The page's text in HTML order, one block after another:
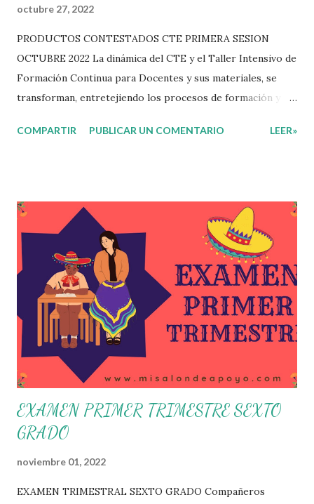
octubre 27, 2022
PRODUCTOS CONTESTADOS CTE PRIMERA SESION
OCTUBRE 2022 La dinámica del CTE y el Taller Intensivo de
Formación Continua para Docentes y sus materiales, se
transforman, entretejiendo los procesos de formación y de
una guía de trabajo a un documento orientador, el cual es
propone que el colectivo docente tome decisiones sobre
su organización, la gestión del tiempo acorde a las
necesidades de la escuela y las acciones que decidan
emprender para apropiarse y resignificar el Plan de
Estudio dentro y fuera de este espacio. En esta Primera
Sesión Ordinaria se les invita a que reflexionen y acuerden
posibles acciones a realizar colaborativamente en la escuela
y con la comunidad, a fin de atender las problemáticas
identificadas. Compañeros docentes en est...
COMPARTIR PUBLICAR UN COMENTARIO LEER»
EXAMEN PRIMER TRIMESTRE SEXTO
GRADO
noviembre 01, 2022
EXAMEN TRIMESTRAL SEXTO GRADO Compañeros